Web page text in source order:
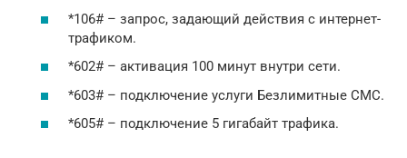
*106# – запрос, задающий действия с интернет-
трафиком.
*602# – активация 100 минут внутри сети.
*603# – подключение услуги Безлимитные СМС.
*605# – подключение 5 гигабайт трафика.